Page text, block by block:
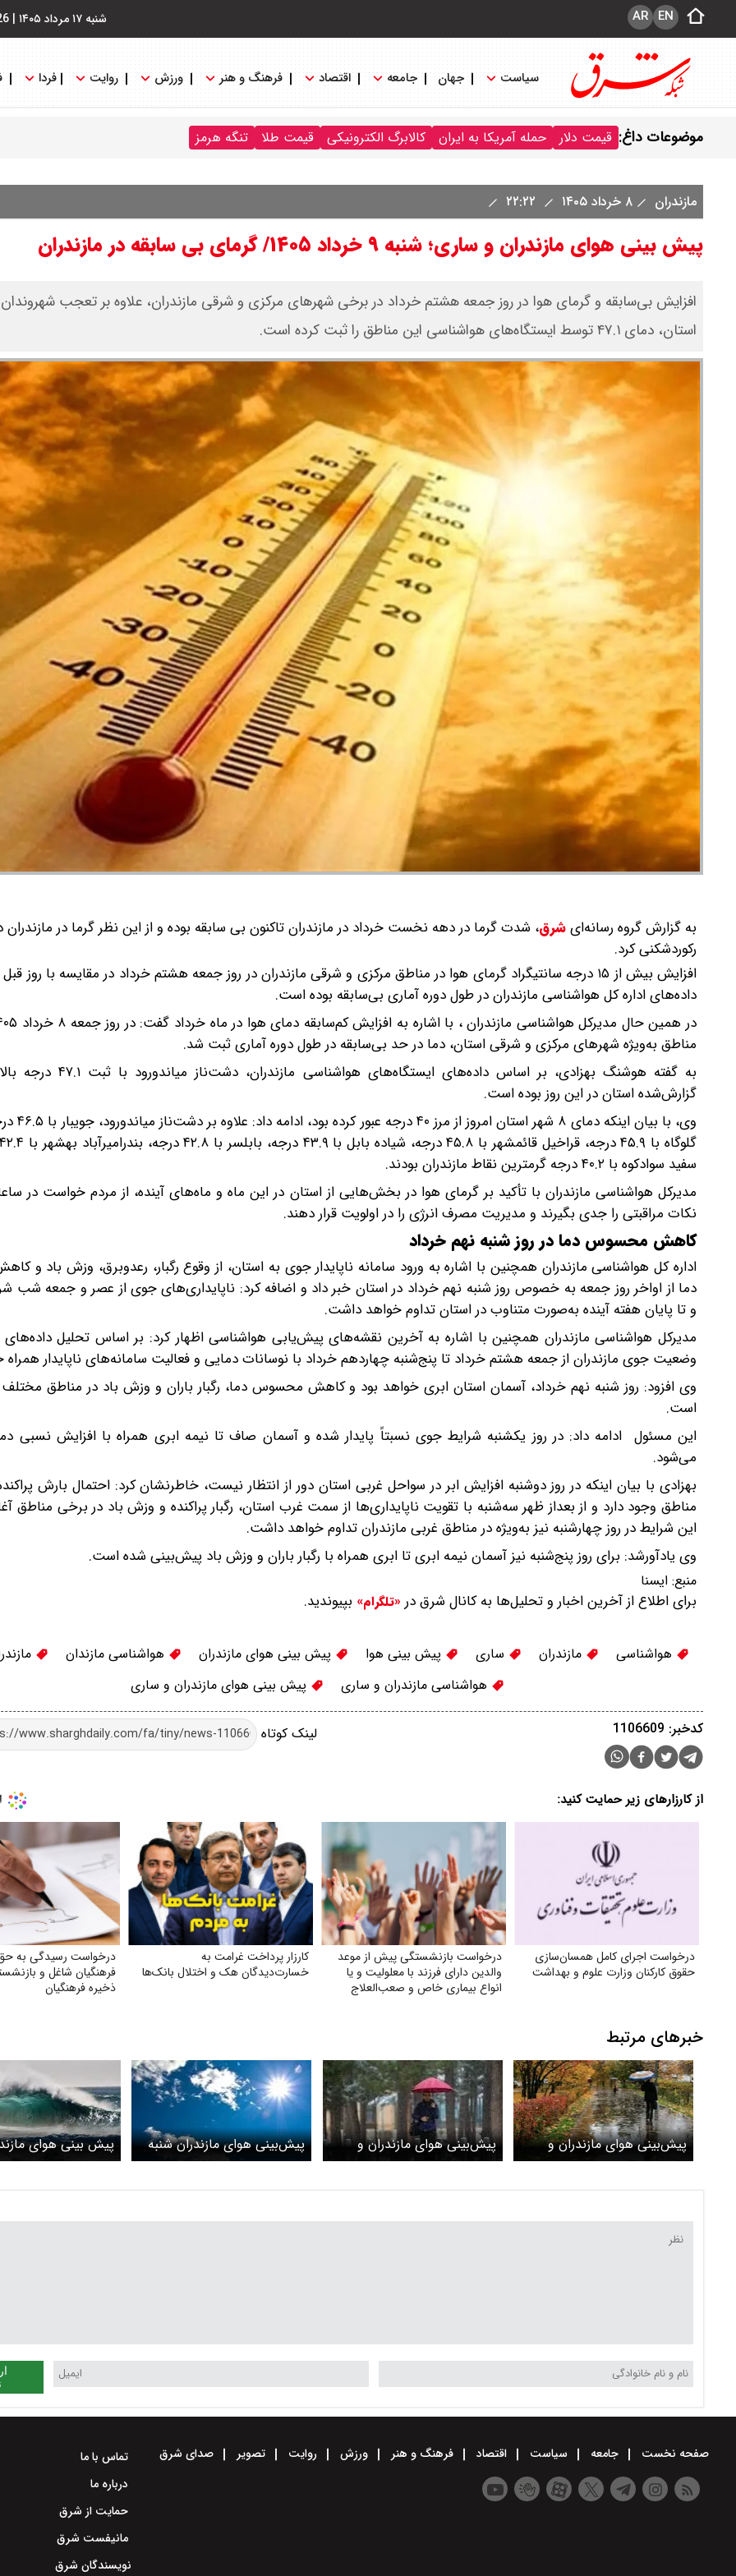
شنبه ۱۷ مرداد ۱۴۰۵ | EN
AR
سیاست جهان جامعه اقتصاد فرهنگ و هنر ورزش روایت فردا
موضوعات داغ: قیمت دلار حمله آمریکا به ایران کالابرگ الکترونیکی قیمت طلا تنگه هرمز
مازندران ۸ خرداد ۱۴۰۵
پیش بینی هوای مازندران و ساری؛ شنبه ۹ خرداد ۱۴۰۵/ گرمای بی سابقه در مازندران
افزایش بی‌سابقه و گرمای هوا در روز جمعه هشتم خرداد در برخی شهرهای مرکزی و شرقی مازندران، علاوه بر تعجب
استان، دمای ۴۷.۱ توسط ایستگاه‌های هواشناسی این مناطق را ثبت کرده است.
به گزارش گروه رسانه‌ایشرق، شدت گرما در دهه نخست خرداد در مازندران تاکنون بی سابقه بوده و از این نظر گرما در مازندران
رکوردشکنی کرد.
افزایش بیش از ۱۵ درجه سانتیگراد گرمای هوا در مناطق مرکزی و شرقی مازندران در روز جمعه هشتم خرداد در مقایسه با روز
داده‌های اداره کل هواشناسی مازندران در طول دوره آماری بی‌سابقه بوده است.
مناطق به‌ویژه شهرهای مرکزی و شرقی استان، دما در حد بی‌سابقه در طول دوره آماری ثبت شد.
به گفته هوشنگ بهزادی، بر اساس داده‌های ایستگاه‌های
گزارش‌شده استان در این روز بوده است.
وی، با بیان اینکه دمای
سفید سوادکوه با ۴۰.۲ درجه گرمترین نقاط مازندران بودند.
مدیرکل هواشناسی مازندران با تأکید بر گرمای هوا در بخش‌هایی از استان در این ماه و ماه‌های آینده، از مردم خواست در
نکات مراقبتی را جدی بگیرند و مدیریت مصرف انرژی را در اولویت قرار دهند.
کاهش محسوس دما در روز شنبه نهم خرداد
اداره کل هواشناسی مازندران همچنین با اشاره به ورود سامانه ناپایدار جوی به استان، از وقوع رگبار، رعدوبرق، وزش باد
دما از اواخر روز جمعه به خصوص روز شنبه نهم خرداد در استان خبر داد و اضافه کرد: ناپایداری‌های جوی از عصر و جمعه شب
و تا پایان هفته آینده به‌صورت متناوب در استان تداوم خواهد داشت.
مدیرکل هواشناسی مازندران همچنین با اشاره به آخرین نقشه‌های پیش‌یابی هواشناسی اظهار کرد: بر اساس تحلیل
وضعیت جوی مازندران از جمعه هشتم خرداد تا پنج‌شنبه چهاردهم خرداد با نوسانات دمایی و فعالیت سامانه‌های ناپایدار همراه
وی افزود: روز شنبه نهم خرداد، آسمان استان ابری خواهد بود و کاهش محسوس دما، رگبار باران و وزش باد در مناطق مختلف
است.
این مسئول ادامه داد: در روز یکشنبه شرایط جوی نسبتاً پایدار شده و آسمان صاف تا نیمه ابری همراه با افزایش نسبی
می‌شود.
بهزادی با بیان اینکه در روز دوشنبه افزایش ابر در سواحل غربی استان دور از انتظار نیست، خاطرنشان کرد: احتمال بارش
مناطق وجود دارد و از بعداز ظهر سه‌شنبه با تقویت ناپایداری‌ها از سمت غرب استان، رگبار پراکنده و وزش باد در برخی مناطق
این شرایط در روز چهارشنبه نیز به‌ویژه در مناطق غربی مازندران تداوم خواهد داشت.
وی یادآورشد: برای روز پنج‌شنبه نیز آسمان نیمه ابری تا ابری همراه با رگبار باران و وزش باد پیش‌بینی شده است.
منبع: ايسنا
برای اطلاع از آخرین اخبار و تحلیل‌ها به کانال شرق در «تلگرام» بپیوندید.
هواشناسی مازندران ساری پیش بینی هوا پیش بینی هوای مازندران هواشناسی مازندان
هواشناسی مازندران و ساری
پیش بینی هوای مازندران و ساری
لینک کوتاه کدخبر: 1106609
از کارزارهای زیر حمایت کنید:
درخواست اجرای کامل همسان‌سازی
حقوق کارکنان وزارت علوم و بهداشت
درخواست بازنشستگی پیش از موعد
والدین دارای فرزند با معلولیت و یا
انواع بیماری خاص و صعب‌العلاج
کارزار پرداخت غرامت به
خسارت‌دیدگان هک و اختلال بانک‌ها
درخواست رسیدگی به
فرهنگیان شاغل و
ذخیره فرهنگیان
خبرهای مرتبط
پیش‌بینی هوای مازندران و
ساری؛ شنبه ۲۹ بهمن
پیش‌بینی هوای مازندران و
ساری ۲۶ و ۲۷ دی
پیش‌بینی هوای مازندران شنبه
۱۵ دی
پیش بینی هوای
ساری؛
صفحه نخست جامعه سیاست اقتصاد فرهنگ و هنر ورزش روایت تصویر صدای شرق
تماس با ما
درباره ما
حمایت از شرق
مانیفست شرق
نویسندگان شرق